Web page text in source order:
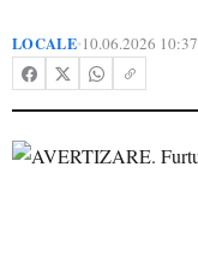
LOCALE•10.06.2026 10:37